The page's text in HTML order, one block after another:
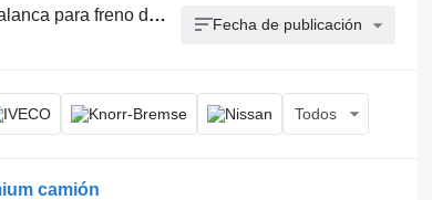
freno de mano Fecha de publicación
Todos
camión